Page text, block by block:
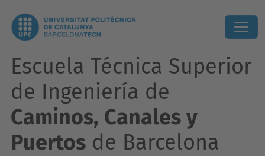
Escuela Técnica Superior
de Ingeniería de
Caminos, Canales y
Puertos de Barcelona